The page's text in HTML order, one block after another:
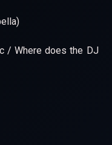
/ Where does the DJ